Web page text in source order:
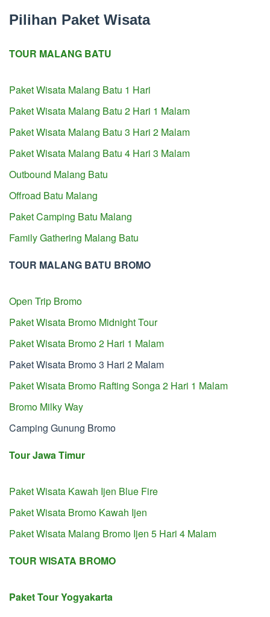
Pilihan Paket Wisata
TOUR MALANG BATU
Paket Wisata Malang Batu 1 Hari
Paket Wisata Malang Batu 2 Hari 1 Malam
Paket Wisata Malang Batu 3 Hari 2 Malam
Paket Wisata Malang Batu 4 Hari 3 Malam
Outbound Malang Batu
Offroad Batu Malang
Paket Camping Batu Malang
Family Gathering Malang Batu
TOUR MALANG BATU BROMO
Open Trip Bromo
Paket Wisata Bromo Midnight Tour
Paket Wisata Bromo 2 Hari 1 Malam
Paket Wisata Bromo 3 Hari 2 Malam
Paket Wisata Bromo Rafting Songa 2 Hari 1 Malam
Bromo Milky Way
Camping Gunung Bromo
Tour Jawa Timur
Paket Wisata Kawah Ijen Blue Fire
Paket Wisata Bromo Kawah Ijen
Paket Wisata Malang Bromo Ijen 5 Hari 4 Malam
TOUR WISATA BROMO
Paket Tour Yogyakarta